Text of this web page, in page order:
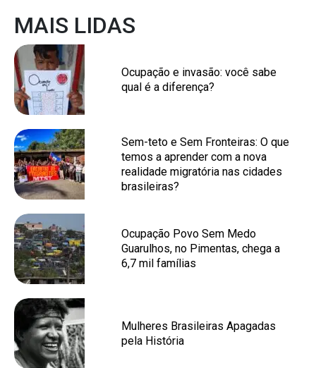
MAIS LIDAS
Ocupação e invasão: você sabe
qual é a diferença?
Sem-teto e Sem Fronteiras: O que
temos a aprender com a nova
realidade migratória nas cidades
brasileiras?
Ocupação Povo Sem Medo
Guarulhos, no Pimentas, chega a
6,7 mil famílias
Mulheres Brasileiras Apagadas
pela História